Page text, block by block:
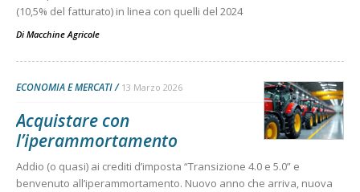
(10,5% del fatturato) in linea con quelli del 2024
Di Macchine Agricole
ECONOMIA E MERCATI 13 Marzo 2026
Acquistare con
l’iperammortamento
Addio (o quasi) ai crediti d’imposta “Transizione 4.0 e 5.0” e
benvenuto all’iperammortamento. Nuovo anno che arriva, nuova